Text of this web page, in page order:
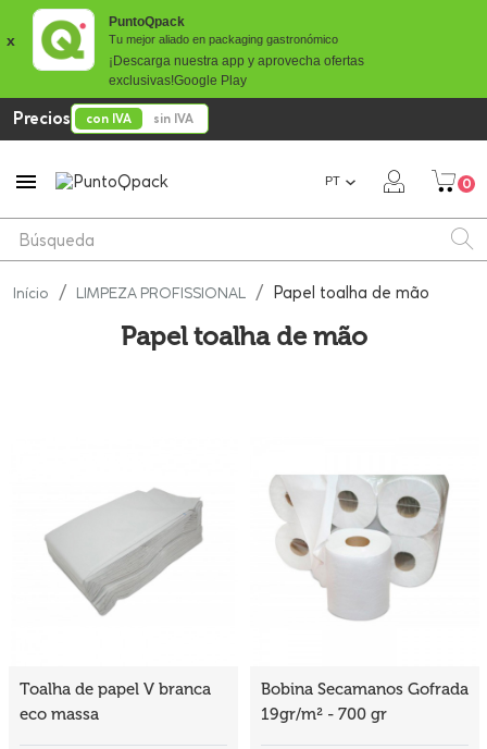
x
PuntoQpack
Tu mejor aliado en packaging gastronómico
¡Descarga nuestra app y aprovecha ofertas
exclusivas!Google Play
Precios con IVA sin IVA
 PT 0
Início LIMPEZA PROFISSIONAL Papel toalha de mão
Papel toalha de mão
Toalha de papel V branca
eco massa
Bobina Secamanos Gofrada
19gr/m² - 700 gr